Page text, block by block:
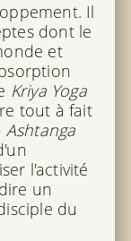
Il
dont le
et
Kriya Yoga
tout à fait
Ashtanga
l'activité
un
du